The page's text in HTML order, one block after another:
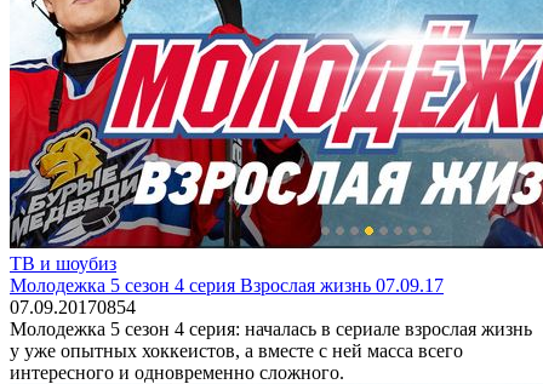
ТВ и шоубиз
Молодежка 5 сезон 4 серия Взрослая жизнь 07.09.17
07.09.20170854
Молодежка 5 сезон 4 серия: началась в сериале взрослая жизнь
у уже опытных хоккеистов, а вместе с ней масса всего
интересного и одновременно сложного.